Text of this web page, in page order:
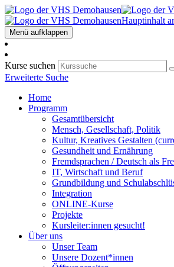
Hauptinhalt
Menü aufklappen
Kurse suchen
Erweiterte Suche
Home
Programm
Gesamtübersicht
Mensch, Gesellschaft, Politik
Kultur, Kreatives Gestalten
Gesundheit und Ernährung
Fremdsprachen / Deutsch als
IT, Wirtschaft und Beruf
Grundbildung und
Integration
ONLINE-Kurse
Projekte
Kursleiter:innen gesucht!
Über uns
Unser Team
Unsere Dozent*innen